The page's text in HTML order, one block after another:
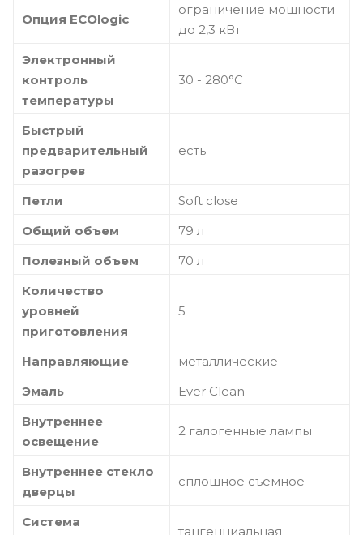
Опция ECOlogic
ограничение мощности
до 2,3 кВт
Электронный
контроль
температуры
30 - 280°C
Быстрый
предварительный
разогрев
есть
Петли
Soft close
Общий объем
79 л
Полезный объем
70 л
Количество
уровней
приготовления
5
Направляющие
металлические
Эмаль
Ever Clean
Внутреннее
освещение
2 галогенные лампы
Внутреннее стекло
дверцы
сплошное съемное
Система
тангенциальная